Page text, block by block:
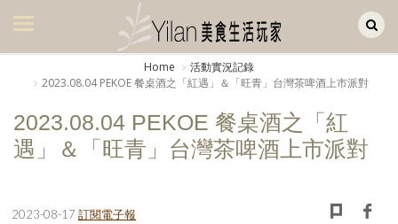
美食集
美飲集
廚房集
旅遊集
Home
活動實況記錄
2023.08.04 PEKOE 餐桌酒之「紅遇」＆「旺青」台灣茶啤酒上市派對
2023.08.04 PEKOE 餐桌酒之「紅
遇」＆「旺青」台灣茶啤酒上市派對
2023-08-17 訂閱電子報